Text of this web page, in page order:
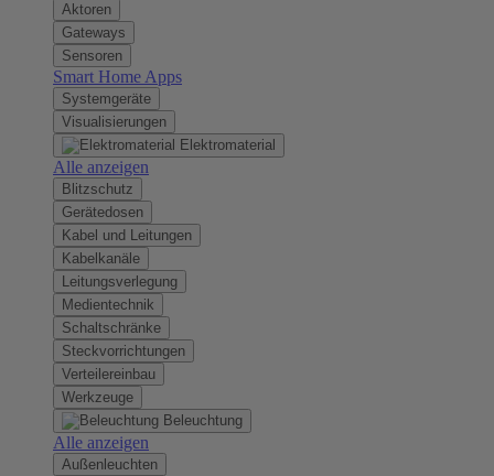
Aktoren
Gateways
Sensoren
Smart Home Apps
Systemgeräte
Visualisierungen
Elektromaterial
Alle anzeigen
Blitzschutz
Gerätedosen
Kabel und Leitungen
Kabelkanäle
Leitungsverlegung
Medientechnik
Schaltschränke
Steckvorrichtungen
Verteilereinbau
Werkzeuge
Beleuchtung
Alle anzeigen
Außenleuchten